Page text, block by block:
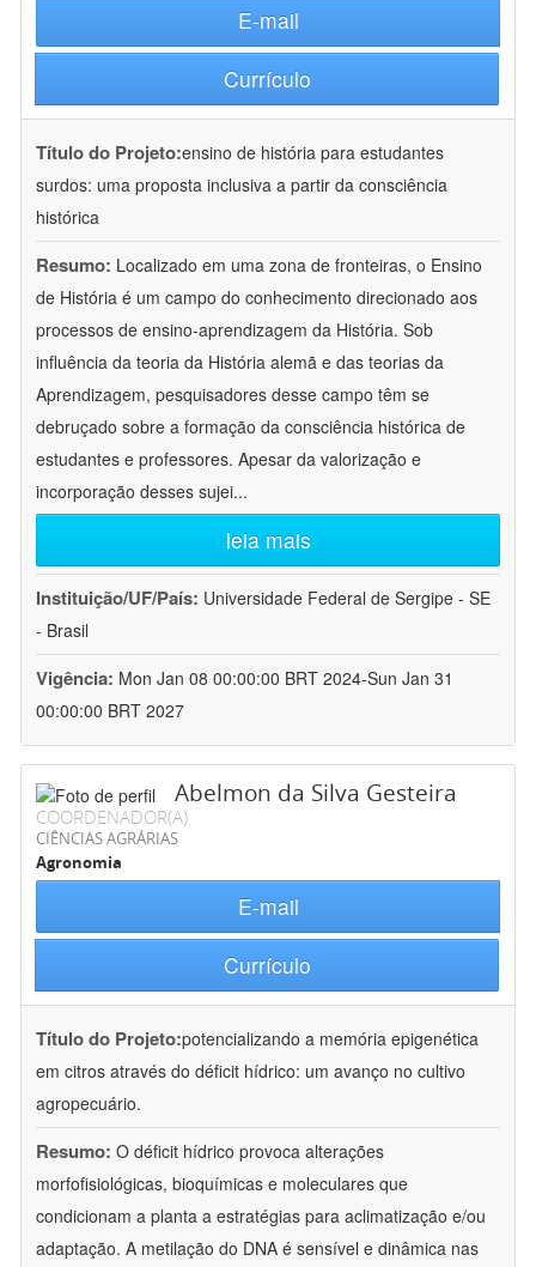
E-mail
Currículo
Título do Projeto:ensino de história para estudantes
surdos: uma proposta inclusiva a partir da consciência
histórica
Resumo: Localizado em uma zona de fronteiras, o Ensino
de História é um campo do conhecimento direcionado aos
processos de ensino-aprendizagem da História. Sob
influência da teoria da História alemã e das teorias da
Aprendizagem, pesquisadores desse campo têm se
debruçado sobre a formação da consciência histórica de
estudantes e professores. Apesar da valorização e
incorporação desses sujei...
leia mais
Instituição/UF/País: Universidade Federal de Sergipe - SE
- Brasil
Vigência: Mon Jan 08 00:00:00 BRT 2024-Sun Jan 31
00:00:00 BRT 2027
Abelmon da Silva Gesteira
COORDENADOR(A)
CIÊNCIAS AGRÁRIAS
Agronomia
E-mail
Currículo
Título do Projeto:potencializando a memória epigenética
em citros através do déficit hídrico: um avanço no cultivo
agropecuário.
Resumo: O déficit hídrico provoca alterações
morfofisiológicas, bioquímicas e moleculares que
condicionam a planta a estratégias para aclimatização e/ou
adaptação. A metilação do DNA é sensível e dinâmica nas